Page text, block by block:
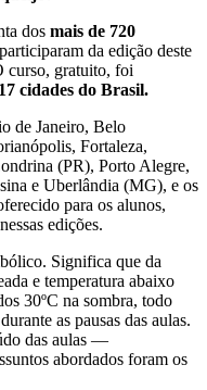
dos mais de 720
da edição deste
curso, gratuito, foi
cidades do Brasil.
de Janeiro, Belo
Fortaleza,
(PR), Porto Alegre,
e Uberlândia (MG), e os
para os alunos,
nessas edições.
Significa que da
e temperatura abaixo
30ºC na sombra, todo
as pausas das aulas.
das aulas —
abordados foram os